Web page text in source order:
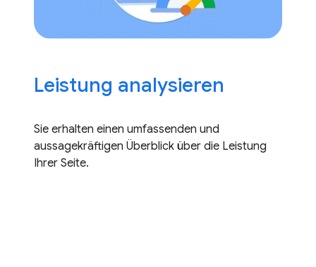
Leistung analysieren
Sie erhalten einen umfassenden und
aussagekräftigen Überblick über die Leistung
Ihrer Seite.